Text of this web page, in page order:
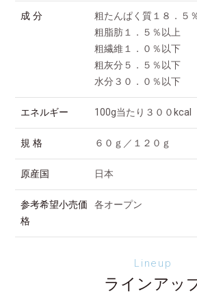
成 分
粗たんぱく質１８．５
粗脂肪１．５％以上
粗繊維１．０％以下
粗灰分５．５％以下
水分３０．０％以下
エネルギー 100g当たり３００kcal
規 格 ６０ｇ／１２０ｇ
原産国 日本
参考希望小売価
格
各オープン
Lineup
ラインアッ